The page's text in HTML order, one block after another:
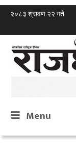
२०८३ श्रावण २२ गते
Menu